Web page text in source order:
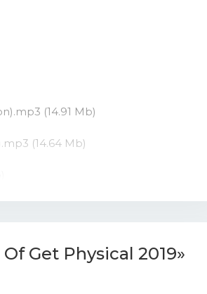
(14.91 Mb)
(14.64 Mb)
Get Physical 2019»